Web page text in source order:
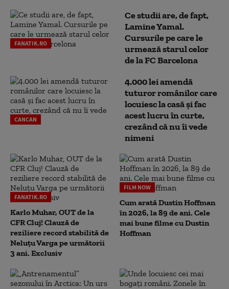
FANATIK.RO
Ce studii are, de fapt,
Lamine Yamal.
Cursurile pe care le
urmează starul celor
de la FC Barcelona
CANCAN
4.000 lei amendă
tuturor românilor care
locuiesc la casă și fac
acest lucru în curte,
crezând că nu îi vede
nimeni
FANATIK.RO
Karlo Muhar, OUT de la
CFR Cluj! Clauză de
reziliere record stabilită de
Neluțu Varga pe următorii
3 ani. Exclusiv
FILM NOW
Cum arată Dustin Hoffman
în 2026, la 89 de ani. Cele
mai bune filme cu Dustin
Hoffman